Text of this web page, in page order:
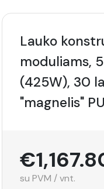
Lauko
moduliams,
(425W), 30
"magnelis"
su PVM / vnt.